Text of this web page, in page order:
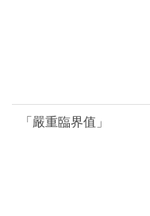
「嚴重臨界值」